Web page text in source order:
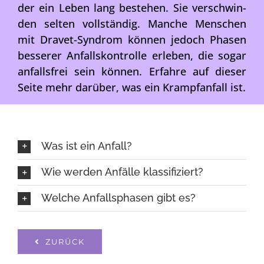
der ein Leben lang bestehen. Sie ver­schwin­
den sel­ten voll­stän­dig. Man­che Men­schen
mit Dra­vet-Syn­drom kön­nen jedoch Pha­sen
bes­se­rer Anfalls­kon­trol­le erle­ben, die sogar
anfalls­frei sein kön­nen. Erfah­re auf die­ser
Sei­te mehr dar­über, was ein Krampf­an­fall ist.
Was ist ein Anfall?
Wie wer­den Anfäl­le klas­si­fi­ziert?
Wel­che Anfalls­pha­sen gibt es?
ZURÜCK